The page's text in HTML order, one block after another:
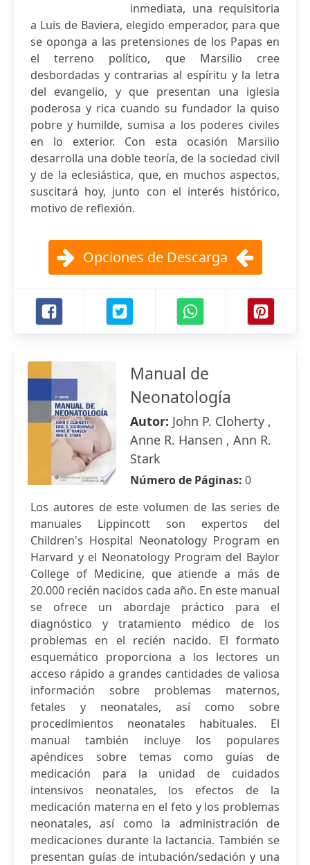
inmediata, una requisitoria
a Luis de Baviera, elegido emperador, para que
se oponga a las pretensiones de los Papas en
el terreno político, que Marsilio cree
desbordadas y contrarias al espíritu y la letra
del evangelio, y que presentan una iglesia
poderosa y rica cuando su fundador la quiso
pobre y humilde, sumisa a los poderes civiles
en lo exterior. Con esta ocasión Marsilio
desarrolla una doble teoría, de la sociedad civil
y de la eclesiástica, que, en muchos aspectos,
suscitará hoy, junto con el interés histórico,
motivo de reflexión.
Opciones de Descarga
Manual de
Neonatología
Autor: John P. Cloherty ,
Anne R. Hansen , Ann R.
Stark
Número de Páginas: 0
Los autores de este volumen de las series de
manuales Lippincott son expertos del
Children's Hospital Neonatology Program en
Harvard y el Neonatology Program del Baylor
College of Medicine, que atiende a más de
20.000 recién nacidos cada año. En este manual
se ofrece un abordaje práctico para el
diagnóstico y tratamiento médico de los
problemas en el recién nacido. El formato
esquemático proporciona a los lectores un
acceso rápido a grandes cantidades de valiosa
información sobre problemas maternos,
fetales y neonatales, así como sobre
procedimientos neonatales habituales. El
manual también incluye los populares
apéndices sobre temas como guías de
medicación para la unidad de cuidados
intensivos neonatales, los efectos de la
medicación materna en el feto y los problemas
neonatales, así como la administración de
medicaciones durante la lactancia. También se
presentan guías de intubación/sedación y una